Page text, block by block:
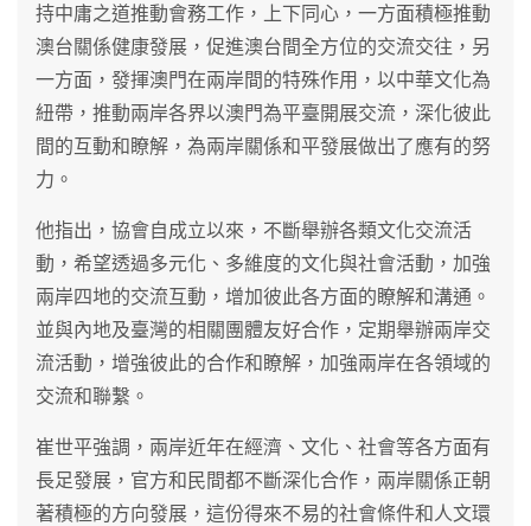
持中庸之道推動會務工作，上下同心，一方面積極推動
澳台關係健康發展，促進澳台間全方位的交流交往，另
一方面，發揮澳門在兩岸間的特殊作用，以中華文化為
紐帶，推動兩岸各界以澳門為平臺開展交流，深化彼此
間的互動和瞭解，為兩岸關係和平發展做出了應有的努
力。
他指出，協會自成立以來，不斷舉辦各類文化交流活
動，希望透過多元化、多維度的文化與社會活動，加強
兩岸四地的交流互動，增加彼此各方面的瞭解和溝通。
並與內地及臺灣的相關團體友好合作，定期舉辦兩岸交
流活動，增強彼此的合作和瞭解，加強兩岸在各領域的
交流和聯繫。
崔世平強調，兩岸近年在經濟、文化、社會等各方面有
長足發展，官方和民間都不斷深化合作，兩岸關係正朝
著積極的方向發展，這份得來不易的社會條件和人文環